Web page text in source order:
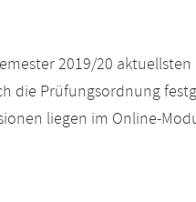
2019/20
die Prüfungsordnung
liegen im Online-